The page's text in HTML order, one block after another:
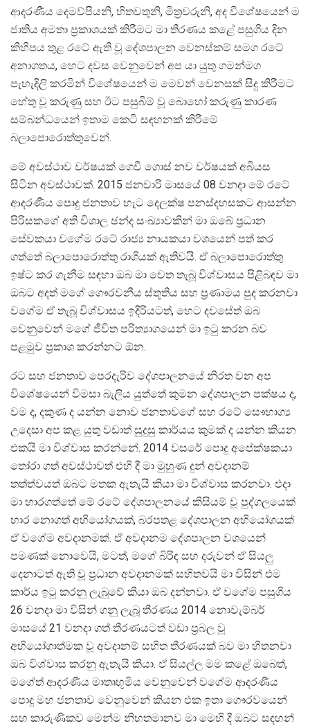
ආදරණීය දෙමව්පියනි, හිතවතුනි, මිත‍්‍රවරුනි, අද විශේෂයෙන් ම
ජාතිය අමතා ප‍්‍රකාශයක් කිරීමට මා තීරණය කළේ පසුගිය දින
කිහිපය තුළ රටේ ඇති වූ දේශපාලන වෙනස්කම් සමග රටේ
අනාගතය, හෙට දවස වෙනුවෙන් අප යා යුතු ගමන්මග
පැහැදිලි කරමින් විශේෂයෙන් ම මෙවන් වෙනසක් සිදු කිරීමට
හේතු වූ කරුණු සහ ඊට පසුබිම් වූ බොහෝ කරුණු කාරණ
සම්බන්ධයෙන් ඉතාම කෙටි සඳහනක් කිරීමේ
බලාපොරොත්තුවෙන්.
මේ අවස්ථාව වර්ෂයක් ගෙවී ගොස් නව වර්ෂයක් අබියස
සිටින අවස්ථාවක්. 2015 ජනවාරි මාසයේ 08 වනදා මේ රටේ
ආදරණීය පොදු ජනතාව හැට දෙලක්ෂ පනස්දහසකට ආසන්න
පිරිසකගේ අති විශාල ඡන්ද සංඛ්‍යාවකින් මා ඔබේ ප‍්‍රධාන
සේවකයා වගේම රටේ රාජ්‍ය නායකයා වශයෙන් පත් කර
ගත්තේ බලාපොරොත්තු රාශියක් ඇතිවයි. ඒ බලාපොරොත්තු
ඉෂ්ට කර ගැනීම සඳහා ඔබ මා වෙත තැබූ විශ්වාසය පිළිබඳව මා
ඔබට අදත් මගේ ගෞරවනීය ස්තූතිය සහ ප‍්‍රණාමය පුද කරනවා
වගේම ඒ තැබූ විශ්වාසය ඉදිරියටත්, හෙට දවසේත් ඔබ
වෙනුවෙන් මගේ ජීවිත පරිත්‍යාගයෙන් මා ඉටු කරන බව
පළමුව ප‍්‍රකාශ කරන්නට ඕන.
රට සහ ජනතාව පෙරදැරිව දේශපාලනයේ නිරත වන අප
විශේෂයෙන් විමසා බැලිය යුත්තේ කුමන දේශපාලන පක්ෂය ද,
වම ද, දකුණ ද යන්න නොව ජනතාවගේ සහ රටේ සෞභාග්‍ය
උදෙසා අප කළ යුතු වඩාත් සුදුසු කාර්යය කුමක් ද යන්න කියන
එකයි මා විශ්වාස කරන්නේ. 2014 වසරේ පොදු අපේක්ෂකයා
තෝරා ගත් අවස්ථාවත් එහි දී මා මුහුණ දුන් අවදානම්
තත්ත්වයත් ඔබට මතක ඇතැයි කියා මා විශ්වාස කරනවා. එදා
මා භාරගත්තේ මේ රටේ දේශපාලනයේ කිසියම් වූ පුද්ගලයෙක්
භාර නොගත් අභියෝගයක්, බරපතළ දේශපාලන අභියෝගයක්
ඒ වගේම අවදානමක්. ඒ අවදානම දේශපාලන වශයෙන්
පමණක් නොවෙයි, මටත්, මගේ බිරිඳ සහ දරුවන් ඒ සියලු
දෙනාටත් ඇති වූ ප‍්‍රධාන අවදානමක් සහිතවයි මා විසින් එම
කාර්ය ඉටු කරනු ලැබුවේ කියා ඔබ දන්නවා. ඒ වගේම පසුගිය
26 වනදා මා විසින් ගනු ලැබූ තීරණය 2014 නොවැම්බර්
මාසයේ 21 වනදා ගත් තීරණයටත් වඩා ප‍්‍රබල වූ
අභියෝගාත්මක වූ අවදානම් සහිත තීරණයක් බව මා හිතනවා
ඔබ විශ්වාස කරනු ඇතැයි කියා. ඒ සියල්ල මම කළේ ඔබෙත්,
මගේත් ආදරණීය මාතෘභූමිය වෙනුවෙන් වගේම ආදරණීය
පොදු මහ ජනතාව වෙනුවෙන් කියන එක ඉතා ගෞරවයෙන්
සහ කාරුණිකව මෙන්ම නිහතමානව මා මෙහි දී ඔබට සඳහන්